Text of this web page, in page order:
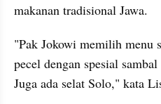
makanan tradisional Jawa.
"Pak Jokowi memilih menu
pecel dengan spesial
Juga ada selat Solo," kata